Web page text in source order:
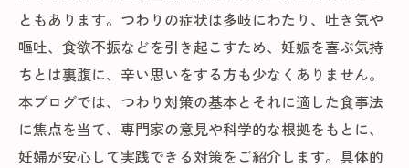
ともあります。つわりの症状は多岐にわたり、吐き気や
嘔吐、食欲不振などを引き起こすため、妊娠を喜ぶ気持
ちとは裏腹に、辛い思いをする方も少なくありません。
本ブログでは、つわり対策の基本とそれに適した食事法
に焦点を当て、専門家の意見や科学的な根拠をもとに、
妊婦が安心して実践できる対策をご紹介します。具体的